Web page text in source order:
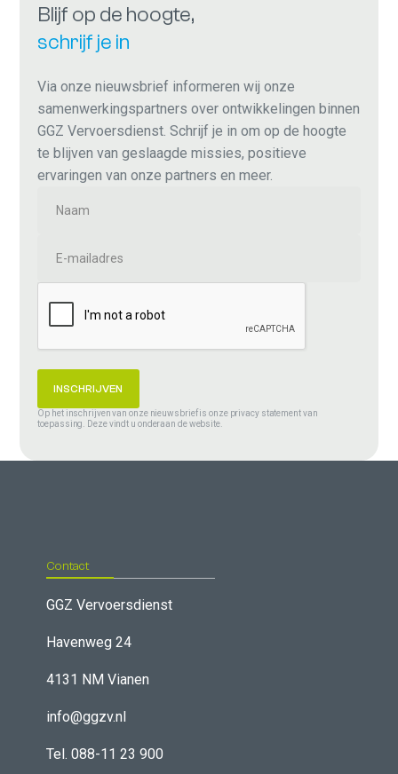
Blijf op de hoogte,
schrijf je in
Via onze nieuwsbrief informeren wij onze
samenwerkingspartners over ontwikkelingen binnen
GGZ Vervoersdienst. Schrijf je in om op de hoogte
te blijven van geslaagde missies, positieve
ervaringen van onze partners en meer.
Op het inschrijven van onze nieuwsbrief is onze privacy statement van
toepassing. Deze vindt u onderaan de website.
Contact
GGZ Vervoersdienst
Havenweg 24
4131 NM Vianen
info@ggzv.nl
Tel. 088-11 23 900